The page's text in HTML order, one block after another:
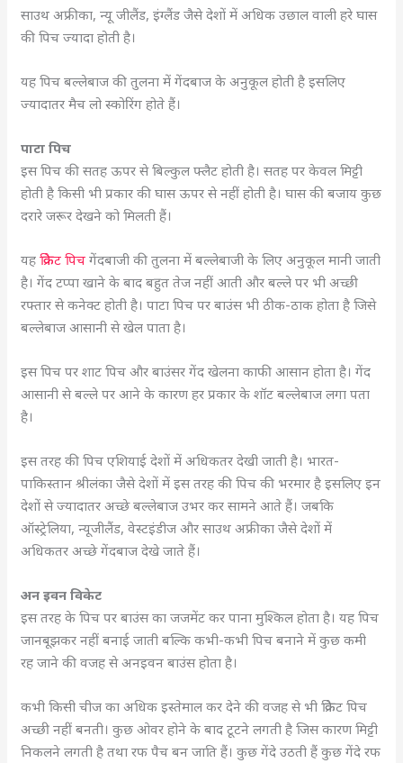
साउथ अफ्रीका, न्यू जीलैंड, इंग्लैंड जैसे देशों में अधिक उछाल वाली हरे घास
की पिच ज्यादा होती है।
यह पिच बल्लेबाज की तुलना में गेंदबाज के अनुकूल होती है इसलिए
ज्यादातर मैच लो स्कोरिंग होते हैं।
पाटा पिच
इस पिच की सतह ऊपर से बिल्कुल फ्लैट होती है। सतह पर केवल मिट्टी
होती है किसी भी प्रकार की घास ऊपर से नहीं होती है। घास की बजाय कुछ
दरारे जरूर देखने को मिलती हैं।
यहक्रिकेट पिच गेंदबाजी की तुलना में बल्लेबाजी के लिए अनुकूल मानी जाती
है। गेंद टप्पा खाने के बाद बहुत तेज नहीं आती और बल्ले पर भी अच्छी
रफ्तार से कनेक्ट होती है। पाटा पिच पर बाउंस भी ठीक-ठाक होता है जिसे
बल्लेबाज आसानी से खेल पाता है।
इस पिच पर शाट पिच और बाउंसर गेंद खेलना काफी आसान होता है। गेंद
आसानी से बल्ले पर आने के कारण हर प्रकार के शॉट बल्लेबाज लगा पता
है।
इस तरह की पिच एशियाई देशों में अधिकतर देखी जाती है। भारत-
पाकिस्तान श्रीलंका जैसे देशों में इस तरह की पिच की भरमार है इसलिए इन
देशों से ज्यादातर अच्छे बल्लेबाज उभर कर सामने आते हैं। जबकि
ऑस्ट्रेलिया, न्यूजीलैंड, वेस्टइंडीज और साउथ अफ्रीका जैसे देशों में
अधिकतर अच्छे गेंदबाज देखे जाते हैं।
अन इवन विकेट
इस तरह के पिच पर बाउंस का जजमेंट कर पाना मुश्किल होता है। यह पिच
जानबूझकर नहीं बनाई जाती बल्कि कभी-कभी पिच बनाने में कुछ कमी
रह जाने की वजह से अनइवन बाउंस होता है।
कभी किसी चीज का अधिक इस्तेमाल कर देने की वजह से भी क्रिकेट पिच
अच्छी नहीं बनती। कुछ ओवर होने के बाद टूटने लगती है जिस कारण मिट्टी
निकलने लगती है तथा रफ पैच बन जाति हैं। कुछ गेंदे उठती हैं कुछ गेंदे रफ